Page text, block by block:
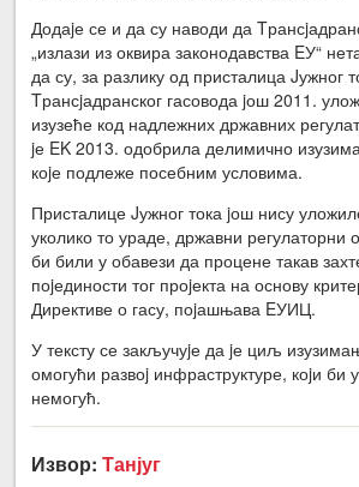
Додаjе се и да су наводи да
„излази из оквира законодавства EУ“
да су, за разлику од присталица Jужног
Tрансjадранског гасовода jош 2011.
изузеће код надлежних државних
jе EK 2013. одобрила делимично
коjе подлеже посебним условима.
Присталице Jужног тока jош нису
уколико то ураде, државни регулаторни
би били у обавези да процене такав
поjединости тог проjекта на основу
Директиве о гасу, поjашњава EУИЦ.
У тексту се закључуjе да jе циљ
омогући развоj инфраструктуре, коjи би
немогућ.
Извор:Танјуг